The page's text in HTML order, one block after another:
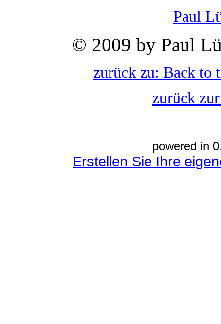
Paul
© 2009 by Paul
zurück zu: Back to
zurück
powered in
Erstellen Sie Ihre